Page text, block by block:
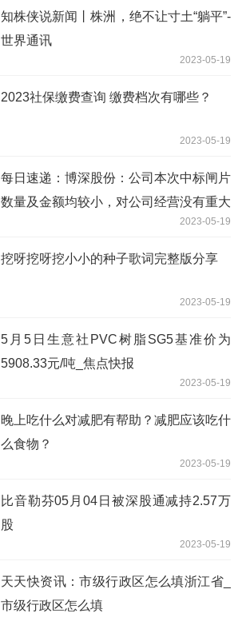
知株侠说新闻丨株洲，绝不让寸土“躺平”-
世界通讯
2023-05-19
2023社保缴费查询 缴费档次有哪些？
2023-05-19
每日速递：博深股份：公司本次中标闸片
数量及金额均较小，对公司经营没有重大
2023-05-19
挖呀挖呀挖小小的种子歌词完整版分享
2023-05-19
5月5日生意社PVC树脂SG5基准价为
5908.33元/吨_焦点快报
2023-05-19
晚上吃什么对减肥有帮助？减肥应该吃什
么食物？
2023-05-19
比音勒芬05月04日被深股通减持2.57万
股
2023-05-19
天天快资讯：市级行政区怎么填浙江省_
市级行政区怎么填